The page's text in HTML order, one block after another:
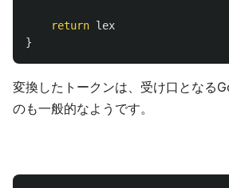
return lex
}
変換したトークンは、受け口となる
のも一般的なようです。